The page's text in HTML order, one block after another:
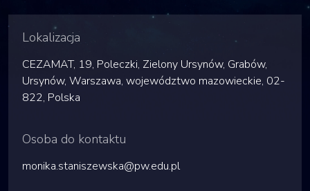
Lokalizacja
CEZAMAT, 19, Poleczki, Zielony Ursynów, Grabów,
Ursynów, Warszawa, województwo mazowieckie, 02-
822, Polska
Osoba do kontaktu
monika.staniszewska@pw.edu.pl